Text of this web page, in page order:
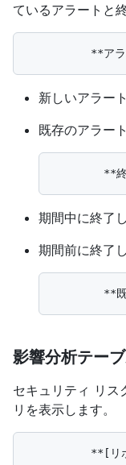
ているアラートと
新しいアラー
既存のアラー
期間中に終了
期間前に終了
影響分析テー
セキュリティ リス
リを表示します。